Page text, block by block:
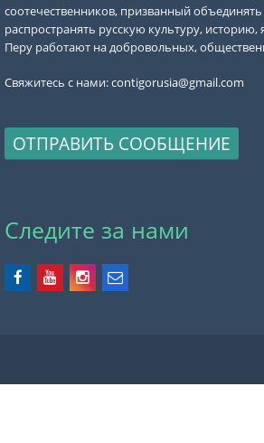
соотечественников, призванный
распространять русскую культуру,
Перу работают на добровольных,
Свяжитесь с нами:contigorusia@gmail.com
ОТПРАВИТЬ СООБЩЕНИЕ
Следите за нами